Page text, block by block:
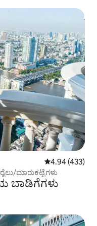
5 ರಲ್ಲಿ 4.94
4.94 (433)
ಮಾರುಕಟ್ಟೆಗಳು
ಬಾಡಿಗೆಗಳು